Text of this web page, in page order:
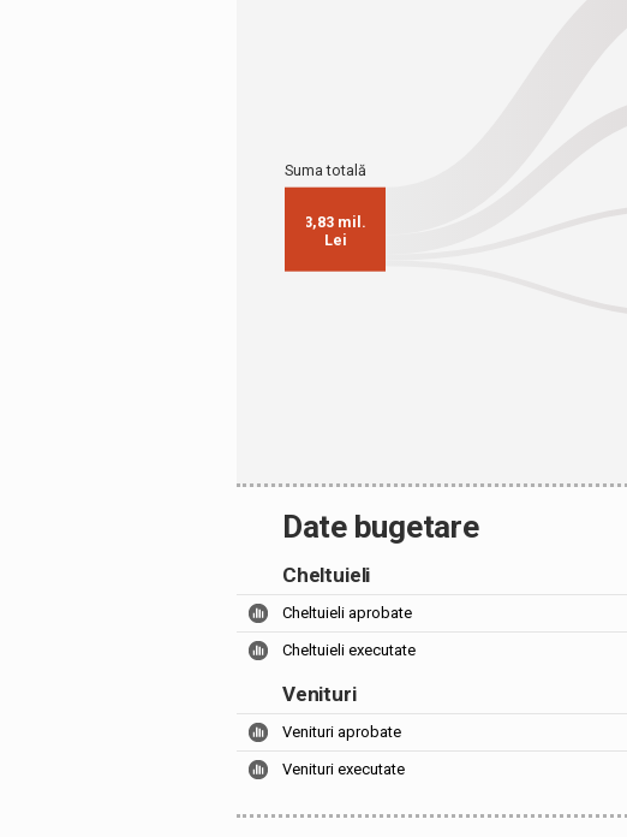
Date bugetare
Cheltuieli
Cheltuieli aprobate
Cheltuieli executate
Venituri
Venituri aprobate
Venituri executate